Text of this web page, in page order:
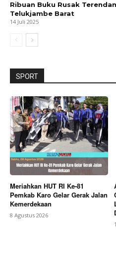
Ribuan Buku Rusak
Telukjambe Barat
14 Juli 2025
SPORT
Meriahkan HUT RI Ke-81
Pemkab Karo Gelar Gerak Jalan
Kemerdekaan
8 Agustus 2026